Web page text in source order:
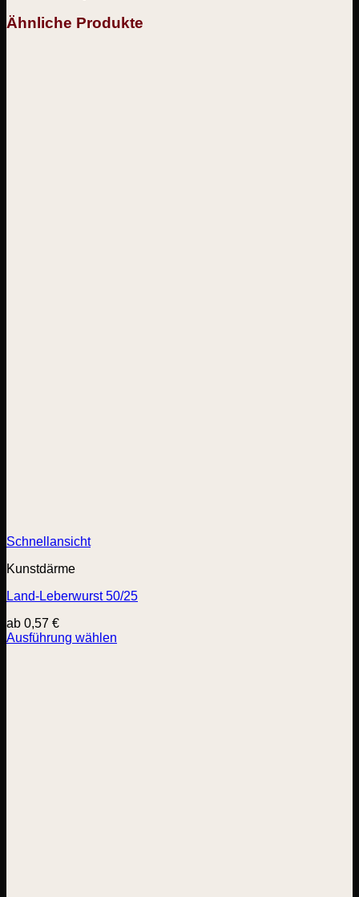
Ähnliche Produkte
Schnellansicht
Kunstdärme
Land-Leberwurst 50/25
ab 0,57 €
Ausführung wählen